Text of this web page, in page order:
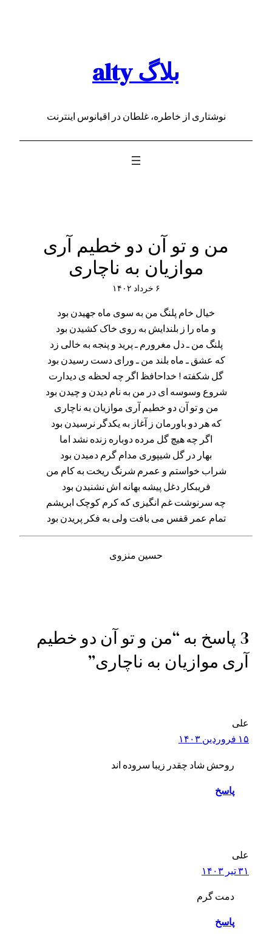
بلاگ alty
نوشتاری از خاطره، غلطان در اقیانوس اینترنت
من و تو آن دو خطیم آری
موازیان به ناچاری
۶ خرداد ۱۴۰۲
خیال خام پلنگ من به سوی ماه جهیدن بود
و ماه را ز بلندایش به روی خاک کشیدن بود
پلنگ من ـ دل مغرورم ـ پرید و پنجه به خالی زد
که عشق ـ ماه بلند من ـ ورای دست رسیدن بود
گل شکفته ! خداحافظ اگر چه لحظه ی دیدارت
شروع وسوسه ای در من به نام دیدن و چیدن بود
من و تو آن دو خطیم آری موازیان به ناچاری
که هر دو باورمان ز آغاز به یکدگر نرسیدن بود
اگر چه هیچ گل مرده دوباره زنده نشد اما
بهار در گل شیپوری مدام گرم دمیدن بود
شراب خواستم و عمرم شرنگ ریخت به کام من
فریبکار دغل پیشه بهانه اش نشنیدن بود
چه سرنوشت غم انگیزی که کرم کوچک ابریشم
تمام عمر قفس می بافت ولی به فکر پریدن بود
حسین منزوی
3 پاسخ به “من و تو آن دو خطیم
آری موازیان به ناچاری”
علی
۱۵ فروردین ۱۴۰۳
روحش شاد چقدر زیبا سروده اند
پاسخ
علی
۳۱ تیر ۱۴۰۳
دمت گرم
پاسخ